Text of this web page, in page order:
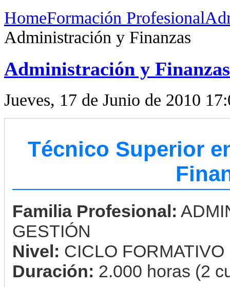
HomeFormación Profesional
Administración y Finanzas
Administración y Finanzas
Jueves, 17 de Junio de 2010
Técnico Superior
Familia Profesional:
GESTIÓN
Nivel: CICLO
Duración: 2.000 horas (2